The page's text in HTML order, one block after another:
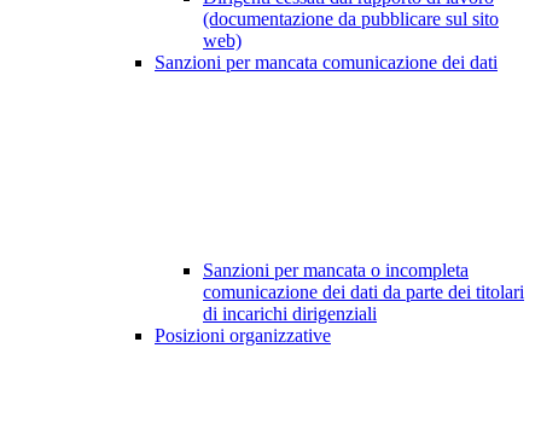
(documentazione da pubblicare sul sito
web)
Sanzioni per mancata comunicazione dei dati
Sanzioni per mancata o incompleta
comunicazione dei dati da parte dei titolari
di incarichi dirigenziali
Posizioni organizzative